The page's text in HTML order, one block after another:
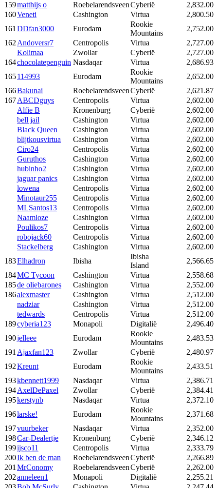
159matthijs o RoebelarendsveenCyberië
2,832.00
160Veneti Cashington Virtua
2,800.50
161DDfan3000 Eurodam
Rookie
Mountains
2,752.00
162Andoversr7 Centropolis Virtua
2,727.00
Kolimaa
Zwollar Cyberië
2,727.00
164chocolatepenguin Nasdaqar Virtua
2,686.93
165114993 Eurodam
Rookie
Mountains
2,652.00
166Bakunai RoebelarendsveenCyberië
2,621.87
167ABCDguys Centropolis Virtua
2,602.00
Alfie B
Kronenburg Cyberië
2,602.00
bell jail
Cashington Virtua
2,602.00
Black Queen
Cashington Virtua
2,602.00
blijtkousvirtua
Cashington Virtua
2,602.00
Ciro24
Centropolis Virtua
2,602.00
Guruthos
Cashington Virtua
2,602.00
hubinho2
Cashington Virtua
2,602.00
jaguar panics
Cashington Virtua
2,602.00
lowena
Centropolis Virtua
2,602.00
Minotaur255
Centropolis Virtua
2,602.00
MLSantos13
Centropolis Virtua
2,602.00
Naamloze
Cashington Virtua
2,602.00
Poulikos7
Centropolis Virtua
2,602.00
robojack60
Centropolis Virtua
2,602.00
Stackelberg
Cashington Virtua
2,602.00
183Elhadron Ibisha
Ibisha
Island
2,566.65
184MC Tycoon Cashington Virtua
2,558.68
185de oliebarones Cashington Virtua
2,552.00
186alexmaster Cashington Virtua
2,512.00
nadziar
Cashington Virtua
2,512.00
tedwards
Centropolis Virtua
2,512.00
189cyberia123 Monapoli Digitalië
2,496.40
190jelleee Eurodam
Rookie
Mountains
2,483.53
191Ajaxfan123 Zwollar Cyberië
2,480.97
192Kreunt Eurodam
Rookie
Mountains
2,433.51
193kbennett1999 Nasdaqar Virtua
2,386.71
194AxelDePaxel Zwollar Cyberië
2,384.41
195kerstynb Nasdaqar Virtua
2,372.10
196larske! Eurodam
Rookie
Mountains
2,371.68
197vuurbeker Nasdaqar Virtua
2,352.00
198Car-Dealertje Kronenburg Cyberië
2,346.12
199ijsco11 Centropolis Virtua
2,333.79
200Ik ben de man RoebelarendsveenCyberië
2,266.89
201MrConomy RoebelarendsveenCyberië
2,262.00
202anneleen1 Monapoli Digitalië
2,255.21